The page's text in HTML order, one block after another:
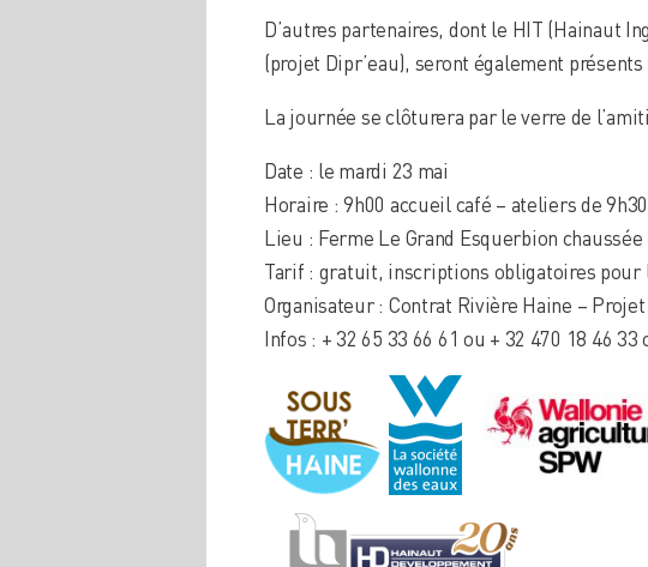
D’autres partenaires, dont le HIT (Hainaut
(projet Dipr’eau), seront également
La journée se clôturera par le verre de
Date : le mardi 23 mai
Horaire : 9h00 accueil café – ateliers de
Lieu : Ferme Le Grand Esquerbion
Tarif : gratuit, inscriptions obligatoires pour
Organisateur : Contrat Rivière Haine – Projet
Infos : + 32 65 33 66 61 ou + 32 470 18 46 33